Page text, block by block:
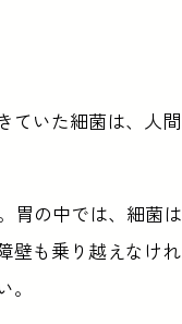
ていた細菌は、人間
胃の中では、細菌は
壁も乗り越えなけれ